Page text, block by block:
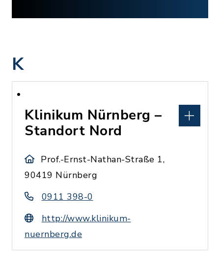
K
Klinikum Nürnberg –
Standort Nord
Prof.-Ernst-Nathan-Straße 1,
90419 Nürnberg
0911 398-0
http://www.klinikum-
nuernberg.de